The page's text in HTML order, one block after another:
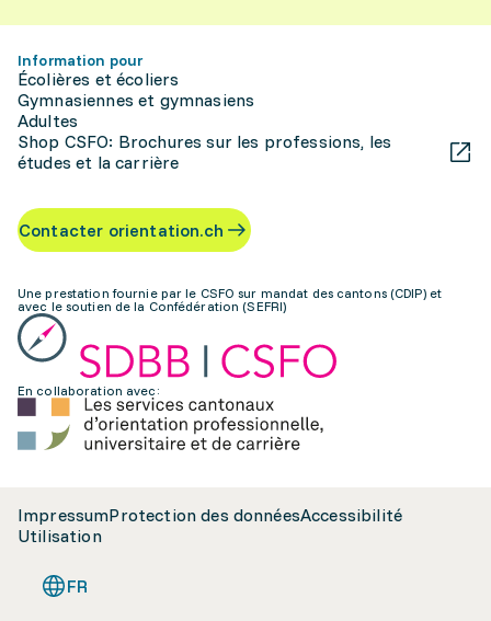
Information pour
Écolières et écoliers
Gymnasiennes et gymnasiens
Adultes
Shop CSFO: Brochures sur les professions, les
études et la carrière
Contacter orientation.ch
Une prestation fournie par le CSFO sur mandat des cantons (CDIP) et
avec le soutien de la Confédération (SEFRI)
En collaboration avec:
ImpressumProtection des donnéesAccessibilité
Utilisation
FR